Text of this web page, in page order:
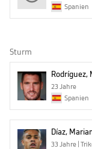
Spanien
Sturm
Rodríguez,
23 Jahre
Spanien
Díaz,
33 Jahre |